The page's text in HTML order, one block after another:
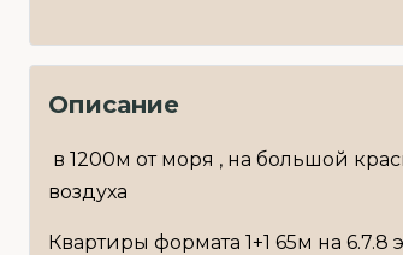
Описание
в 1200м от моря , на большой
воздуха
Квартиры формата 1+1 65м на